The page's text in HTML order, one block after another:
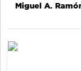
Miguel A.